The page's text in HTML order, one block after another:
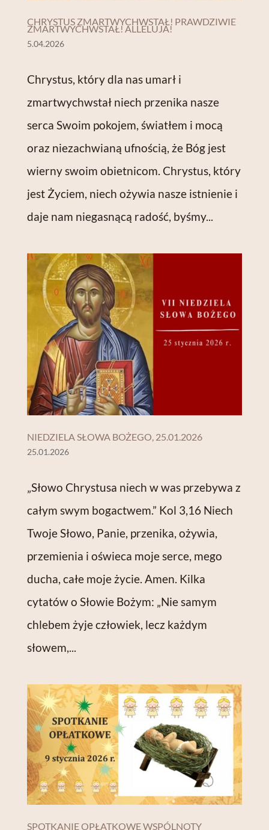
CHRYSTUS ZMARTWYCHWSTAŁ! PRAWDZIWIE
ZMARTWYCHWSTAŁ! ALLELUJA!
5.04.2026
Chrystus, który dla nas umarł i
zmartwychwstał niech przenika nasze
serca Swoim pokojem, światłem i mocą
oraz niezachwianą ufnością, że Bóg jest
wierny swoim obietnicom. Chrystus, który
jest Życiem, niech ożywia nasze istnienie i
daje nam niegasnącą radość, byśmy...
NIEDZIELA SŁOWA BOŻEGO, 25.01.2026
25.01.2026
„Słowo Chrystusa niech w was przebywa z
całym swym bogactwem.” Kol 3,16 Niech
Twoje Słowo, Panie, przenika, ożywia,
przemienia i oświeca moje serce, mego
ducha, całe moje życie. Amen. Kilka
cytatów o Słowie Bożym: „Nie samym
chlebem żyje człowiek, lecz każdym
słowem,...
SPOTKANIE OPŁATKOWE WSPÓLNOTY